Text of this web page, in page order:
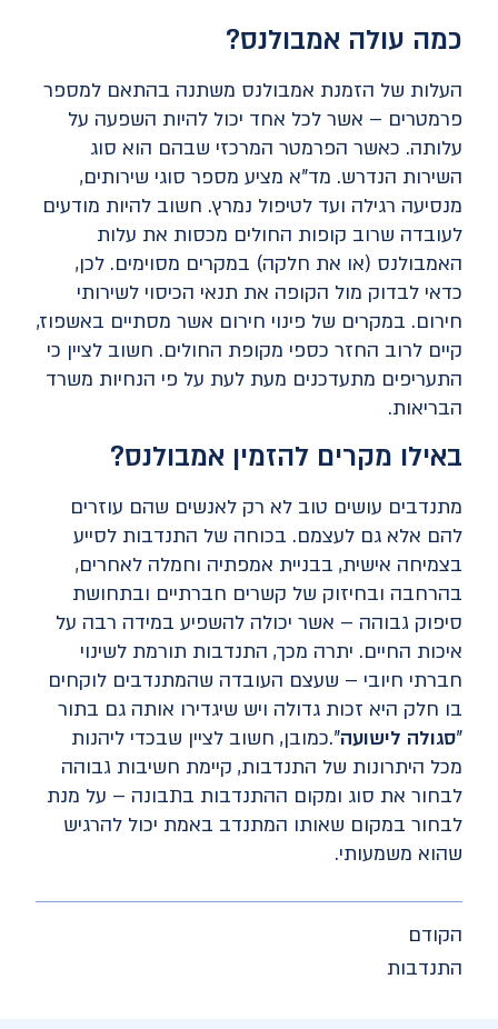
כמה עולה אמבולנס?
העלות של הזמנת אמבולנס משתנה בהתאם למספר
פרמטרים – אשר לכל אחד יכול להיות השפעה על
עלותה. כאשר הפרמטר המרכזי שבהם הוא סוג
השירות הנדרש. מד"א מציע מספר סוגי שירותים,
מנסיעה רגילה ועד לטיפול נמרץ. חשוב להיות מודעים
לעובדה שרוב קופות החולים מכסות את עלות
האמבולנס (או את חלקה) במקרים מסוימים. לכן,
כדאי לבדוק מול הקופה את תנאי הכיסוי לשירותי
חירום. במקרים של פינוי חירום אשר מסתיים באשפוז,
קיים לרוב החזר כספי מקופת החולים. חשוב לציין כי
התעריפים מתעדכנים מעת לעת על פי הנחיות משרד
הבריאות.
באילו מקרים להזמין אמבולנס?
מתנדבים עושים טוב לא רק לאנשים שהם עוזרים
להם אלא גם לעצמם. בכוחה של התנדבות לסייע
בצמיחה אישית, בבניית אמפתיה וחמלה לאחרים,
בהרחבה ובחיזוק של קשרים חברתיים ובתחושת
סיפוק גבוהה – אשר יכולה להשפיע במידה רבה על
איכות החיים. יתרה מכך, התנדבות תורמת לשינוי
חברתי חיובי – שעצם העובדה שהמתנדבים לוקחים
בו חלק היא זכות גדולה ויש שיגדירו אותה גם בתור
"סגולה לישועה".כמובן, חשוב לציין שבכדי ליהנות
מכל היתרונות של התנדבות, קיימת חשיבות גבוהה
לבחור את סוג ומקום ההתנדבות בתבונה – על מנת
לבחור במקום שאותו המתנדב באמת יכול להרגיש
שהוא משמעותי.
הקודם
התנדבות